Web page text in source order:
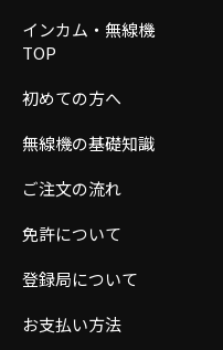
インカム・無線機
TOP
初めての方へ
無線機の基礎知識
ご注文の流れ
免許について
登録局について
お支払い方法